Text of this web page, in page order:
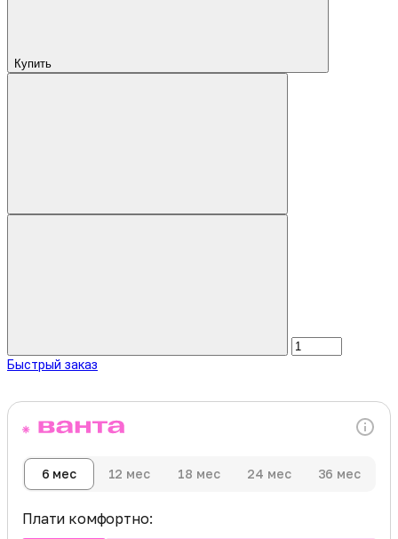
Купить
Быстрый заказ
6 мес 12 мес 18 мес 24 мес 36 мес
Плати комфортно: